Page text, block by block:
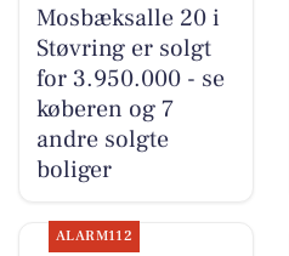
Mosbæksalle 20 i
Støvring er solgt
for 3.950.000 - se
køberen og 7
andre solgte
boliger
ALARM112